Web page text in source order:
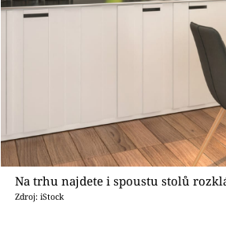
Na trhu najdete i spoustu stolů
Zdroj: iStock